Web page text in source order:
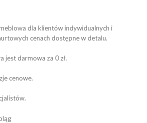
dla klientów indywidualnych i
cenach dostępne w detalu.
jest darmowa za 0 zł.
cenowe.